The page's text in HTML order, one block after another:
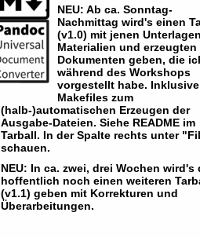
NEU: Ab ca. Sonntag-
Nachmittag wird's einen
(v1.0) mit jenen
Materialien und erzeugten
Dokumenten geben, die
während des Workshops
vorgestellt habe.
Makefiles zum
(halb-)automatischen Erzeugen der
Ausgabe-Dateien. Siehe README im
Tarball. In der Spalte rechts unter
schauen.
NEU: In ca. zwei, drei Wochen wird's
hoffentlich noch einen weiteren
(v1.1) geben mit Korrekturen und
Überarbeitungen.